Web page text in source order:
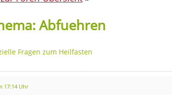
Abfuehren
Fragen zum Heilfasten
17:14 Uhr